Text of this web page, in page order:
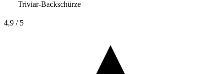
Triviar-Backschürze
4,9 / 5